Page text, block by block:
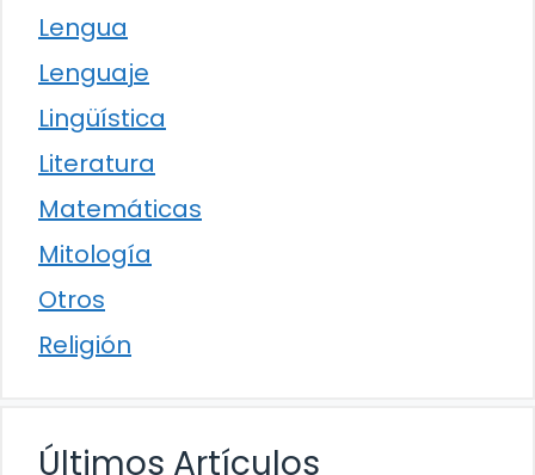
Lengua
Lenguaje
Lingüística
Literatura
Matemáticas
Mitología
Otros
Religión
Últimos Artículos